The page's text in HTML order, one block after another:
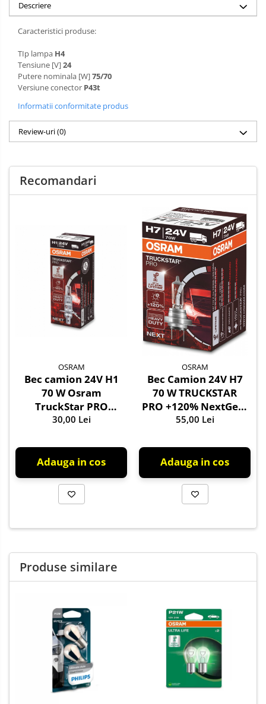
Parfum Original
Descriere
Caracteristici produse:
TIp lampa H4
Tensiune [V]24
Putere nominala [W]75/70
Versiune conector P43t
Informatii conformitate produs
Review-uri(0)
Recomandari
OSRAM
Bec camion 24V H1
70 W Osram
TruckStar PRO
NextGen +120%
30,00 Lei
Adauga in cos
OSRAM
Bec Camion 24V H7
70 W TRUCKSTAR
PRO +120% NextGen,
Osram
55,00 Lei
Adauga in cos
Produse similare